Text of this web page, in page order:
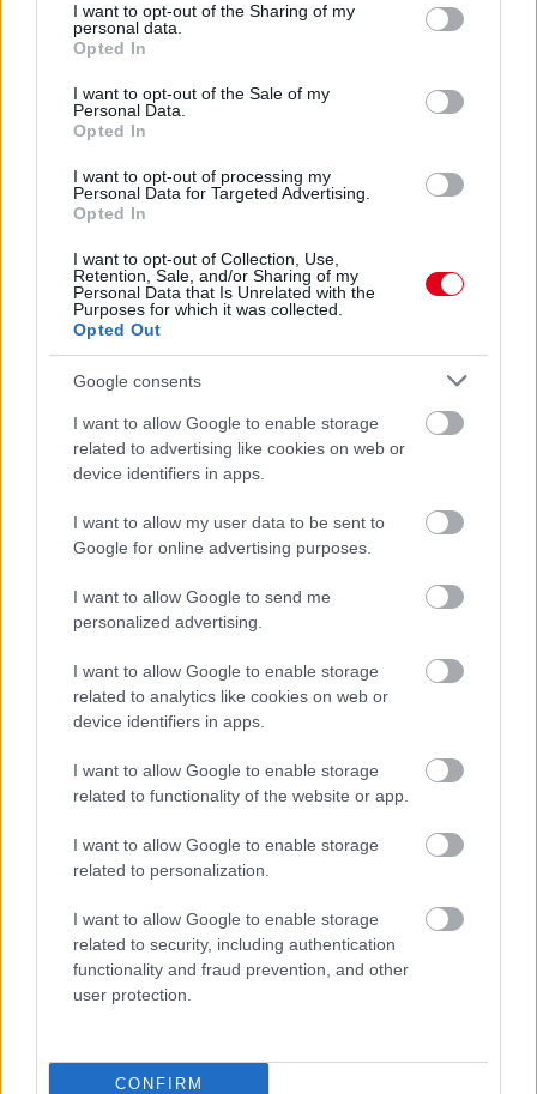
not limited to your visit or usage behaviour. You may click to
grant or deny consent to Google and its third-party tags to
use your data for below specified purposes in below Google
consent section.
I want to opt-out of the Sharing of my
personal data.
Opted In
I want to opt-out of the Sale of my
Personal Data.
Opted In
I want to opt-out of processing my
Personal Data for Targeted Advertising.
Opted In
I want to opt-out of Collection, Use,
Retention, Sale, and/or Sharing of my
Personal Data that Is Unrelated with the
Purposes for which it was collected.
Opted Out
Google consents
I want to allow Google to enable storage
related to advertising like cookies on web or
device identifiers in apps.
I want to allow my user data to be sent to
Google for online advertising purposes.
I want to allow Google to send me
personalized advertising.
I want to allow Google to enable storage
related to analytics like cookies on web or
device identifiers in apps.
I want to allow Google to enable storage
related to functionality of the website or app.
I want to allow Google to enable storage
related to personalization.
I want to allow Google to enable storage
related to security, including authentication
functionality and fraud prevention, and other
user protection.
CONFIRM
Megvan, mikor kezdődik az F1-es Bahreini Nagydíj
Malajziában
2 napja
Ilyen lehet a jövő F1-es szabályrendszere Domenicali